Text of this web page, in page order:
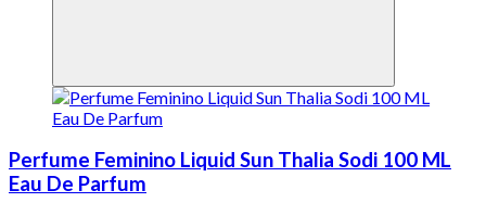
Perfume Feminino Liquid Sun Thalia Sodi 100 ML
Eau De Parfum